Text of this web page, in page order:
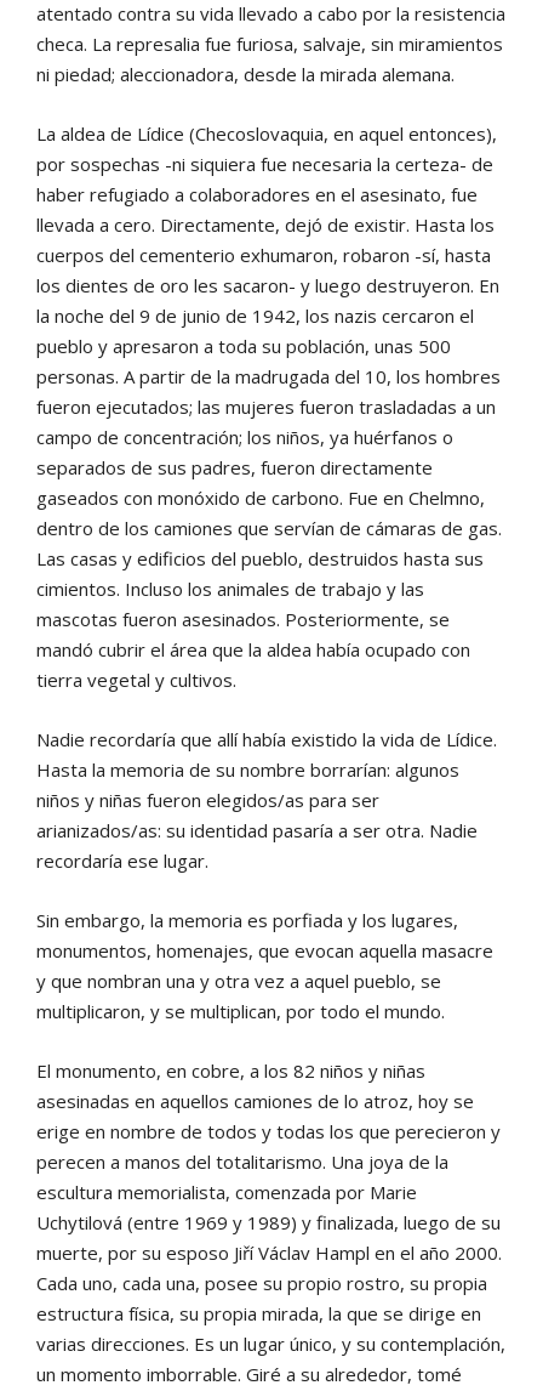
atentado contra su vida llevado a cabo por la resistencia
checa. La represalia fue furiosa, salvaje, sin miramientos
ni piedad; aleccionadora, desde la mirada alemana.
La aldea de Lídice (Checoslovaquia, en aquel entonces),
por sospechas -ni siquiera fue necesaria la certeza- de
haber refugiado a colaboradores en el asesinato, fue
llevada a cero. Directamente, dejó de existir. Hasta los
cuerpos del cementerio exhumaron, robaron -sí, hasta
los dientes de oro les sacaron- y luego destruyeron. En
la noche del 9 de junio de 1942, los nazis cercaron el
pueblo y apresaron a toda su población, unas 500
personas. A partir de la madrugada del 10, los hombres
fueron ejecutados; las mujeres fueron trasladadas a un
campo de concentración; los niños, ya huérfanos o
separados de sus padres, fueron directamente
gaseados con monóxido de carbono. Fue en Chelmno,
dentro de los camiones que servían de cámaras de gas.
Las casas y edificios del pueblo, destruidos hasta sus
cimientos. Incluso los animales de trabajo y las
mascotas fueron asesinados. Posteriormente, se
mandó cubrir el área que la aldea había ocupado con
tierra vegetal y cultivos.
Nadie recordaría que allí había existido la vida de Lídice.
Hasta la memoria de su nombre borrarían: algunos
niños y niñas fueron elegidos/as para ser
arianizados/as: su identidad pasaría a ser otra. Nadie
recordaría ese lugar.
Sin embargo, la memoria es porfiada y los lugares,
monumentos, homenajes, que evocan aquella masacre
y que nombran una y otra vez a aquel pueblo, se
multiplicaron, y se multiplican, por todo el mundo.
El monumento, en cobre, a los 82 niños y niñas
asesinadas en aquellos camiones de lo atroz, hoy se
erige en nombre de todos y todas los que perecieron y
perecen a manos del totalitarismo. Una joya de la
escultura memorialista, comenzada por Marie
Uchytilová (entre 1969 y 1989) y finalizada, luego de su
muerte, por su esposo Jiří Václav Hampl en el año 2000.
Cada uno, cada una, posee su propio rostro, su propia
estructura física, su propia mirada, la que se dirige en
varias direcciones. Es un lugar único, y su contemplación,
un momento imborrable. Giré a su alrededor, tomé